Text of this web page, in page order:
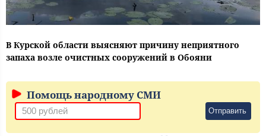
В Курской области выясняют причину неприятного
запаха возле очистных сооружений в Обояни
Помощь народному СМИ
Отправить